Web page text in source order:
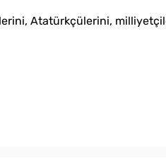
Atatürkçülerini,